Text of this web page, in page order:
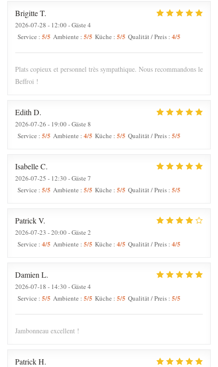
BrigitteT
2026-07-28 - 12:00 - Gäste 4
Service : 5/5 Ambiente : 5/5 Küche : 5/5 Qualität / Preis : 4/5
Plats copieux et personnel très sympathique. Nous recommandons le
Beffroi !
Edith D
2026-07-26 - 19:00 - Gäste 8
Service : 5/5 Ambiente : 4/5 Küche : 5/5 Qualität / Preis : 5/5
IsabelleC
2026-07-25 - 12:30 - Gäste 7
Service : 5/5 Ambiente : 5/5 Küche : 5/5 Qualität / Preis : 5/5
PatrickV
2026-07-23 - 20:00 - Gäste 2
Service : 4/5 Ambiente : 5/5 Küche : 4/5 Qualität / Preis : 4/5
Damien L
2026-07-18 - 14:30 - Gäste 4
Service : 5/5 Ambiente : 5/5 Küche : 5/5 Qualität / Preis : 5/5
Jambonneau excellent !
PatrickH